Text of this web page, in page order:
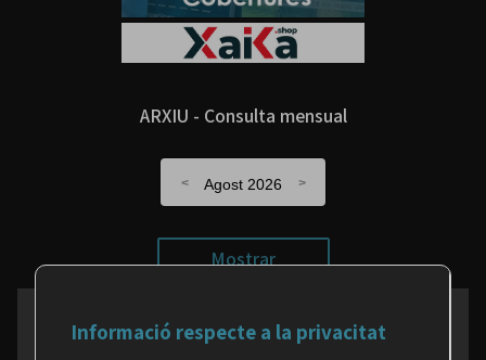
ARXIU - Consulta mensual
Agost 2026
Mostrar
Informació respecte a la privacitat